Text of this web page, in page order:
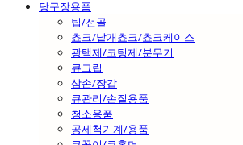
당구장용품
팁/선골
쵸크/낱개쵸크/쵸크케이스
광택제/코팅제/분무기
큐그립
삼손/장갑
큐관리/손질용품
청소용품
공세척기계/용품